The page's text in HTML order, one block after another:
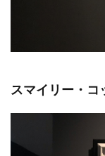
スマイリー・